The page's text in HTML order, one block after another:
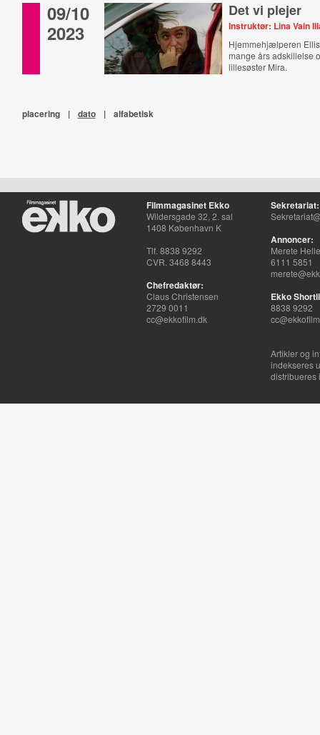
09/10
2023
Det vi plejer
Instruktør: Lina Vain
Hjemmehjælperen
mange års adskillelse
lillesøster Mira.
placering | dato | alfabetisk
Filmmagasinet Ekko
Wildersgade 32, 2. sal
1408 København K
Tlf. 8838 9292
CVR. 3468 8443
Chefredaktør:
Claus Christensen
2729 0011
cc@ekkofilm.dk
Sekretariat:
Annoncer:
Merete
6111 5851
Ekko
8838 9292
Artikler og
indekseres
distribueres